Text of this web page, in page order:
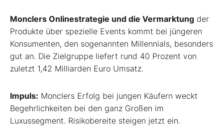
Monclers Onlinestrategie und die Vermarktung der
Produkte über spezielle Events kommt bei jüngeren
Konsumenten, den sogenannten Millennials, besonders
gut an. Die Zielgruppe liefert rund 40 Prozent von
zuletzt 1,42 Milliarden Euro Umsatz.
Impuls: Monclers Erfolg bei jungen Käufern weckt
Begehrlichkeiten bei den ganz Großen im
Luxussegment. Risikobereite steigen jetzt ein.